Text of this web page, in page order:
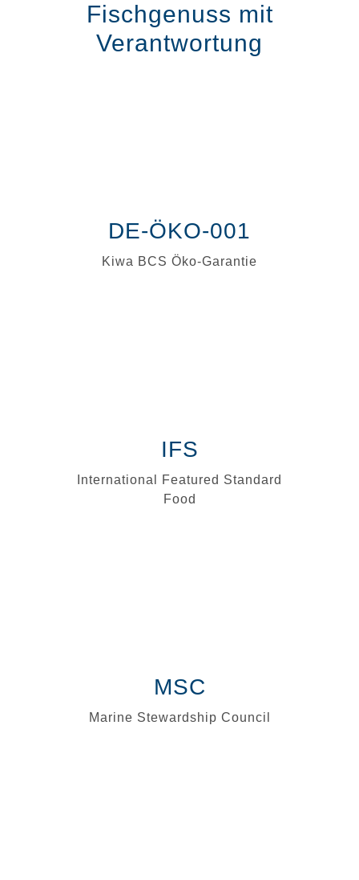
Fischgenuss mit
Verantwortung
DE-ÖKO-001
Kiwa BCS Öko-Garantie
IFS
International Featured Standard
Food
MSC
Marine Stewardship Council